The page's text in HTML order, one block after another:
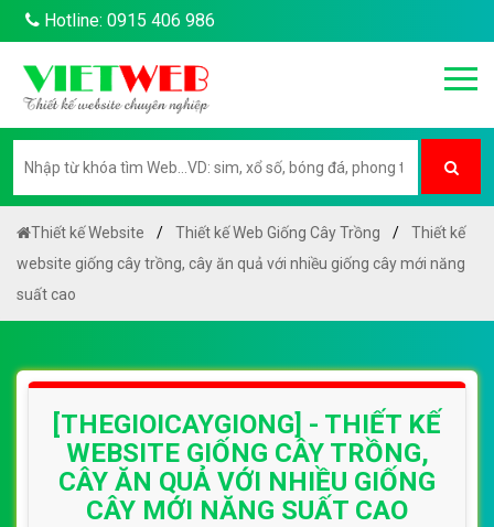
Hotline: 0915 406 986
Thiết kế Website Thiết kế Web Giống Cây Trồng
Thiết kế
website giống cây trồng, cây ăn quả với nhiều giống cây mới năng
suất cao
[THEGIOICAYGIONG] - THIẾT KẾ
WEBSITE GIỐNG CÂY TRỒNG,
CÂY ĂN QUẢ VỚI NHIỀU GIỐNG
CÂY MỚI NĂNG SUẤT CAO